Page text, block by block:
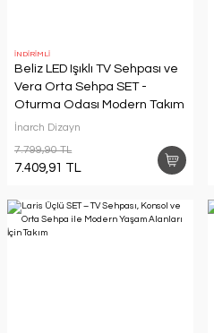
İNDİRİMLİ
Beliz LED Işıklı TV Sehpası ve
Vera Orta Sehpa SET -
Oturma Odası Modern Takım
İnarch Dizayn
7.799,90 TL
7.409,91 TL